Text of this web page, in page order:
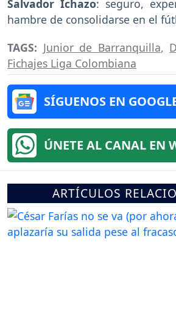
Salvador Ichazo: seguro,
hambre de consolidarse en el
TAGS: Junior de Barranquilla,
Fichajes Liga Colombiana
SÍGUENOS EN
ÚNETE AL CANAL EN
ARTÍCULOS